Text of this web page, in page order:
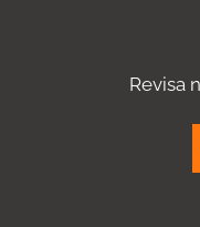
Revisa